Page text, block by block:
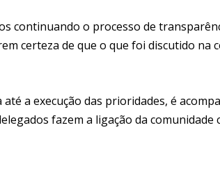
continuando o processo de
certeza de que o que foi discutido na
a execução das prioridades, é
fazem a ligação da comunidade